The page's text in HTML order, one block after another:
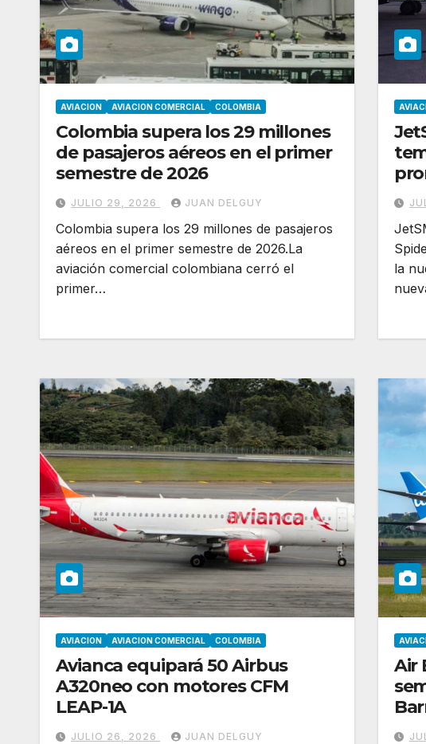
AVIACION AVIACION COMERCIAL COLOMBIA
Colombia supera los 29 millones
de pasajeros aéreos en el primer
semestre de 2026
JULIO 29, 2026 JUAN DELGUY
Colombia supera los 29 millones de pasajeros
aéreos en el primer semestre de 2026.La
aviación comercial colombiana cerró el
primer…
la
AVIACION AVIACION COMERCIAL COLOMBIA
Avianca equipará 50 Airbus
A320neo con motores CFM
LEAP-1A
JULIO 26, 2026 JUAN DELGUY
Air